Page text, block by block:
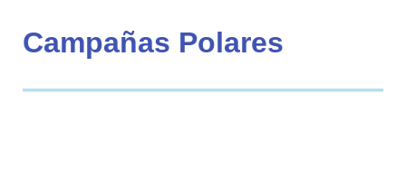
Campañas Polares